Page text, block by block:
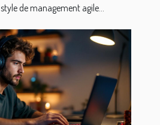
de management agile...